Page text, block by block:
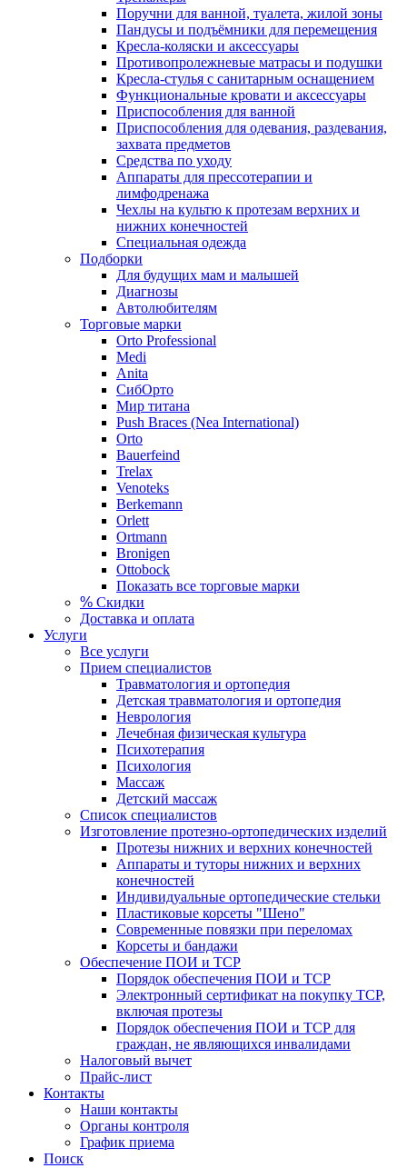
Поручни для ванной, туалета, жилой зоны
Пандусы и подъёмники для перемещения
Кресла-коляски и аксессуары
Противопролежневые матрасы и подушки
Кресла-стулья с санитарным оснащением
Функциональные кровати и аксессуары
Приспособления для ванной
Приспособления для одевания, раздевания,
захвата предметов
Средства по уходу
Аппараты для прессотерапии и
лимфодренажа
Чехлы на культю к протезам верхних и
нижних конечностей
Специальная одежда
Подборки
Для будущих мам и малышей
Диагнозы
Автолюбителям
Торговые марки
Orto Professional
Medi
Anita
СибОрто
Мир титана
Push Braces (Nea International)
Orto
Bauerfeind
Trelax
Venoteks
Berkemann
Orlett
Ortmann
Bronigen
Ottobock
Показать все торговые марки
% Скидки
Доставка и оплата
Услуги
Все услуги
Прием специалистов
Травматология и ортопедия
Детская травматология и ортопедия
Неврология
Лечебная физическая культура
Психотерапия
Психология
Массаж
Детский массаж
Список специалистов
Изготовление протезно-ортопедических изделий
Протезы нижних и верхних конечностей
Аппараты и туторы нижних и верхних
конечностей
Индивидуальные ортопедические стельки
Пластиковые корсеты "Шено"
Современные повязки при переломах
Корсеты и бандажи
Обеспечение ПОИ и ТСР
Порядок обеспечения ПОИ и ТСР
Электронный сертификат на покупку ТСР,
включая протезы
Порядок обеспечения ПОИ и ТСР для
граждан, не являющихся инвалидами
Налоговый вычет
Прайс-лист
Контакты
Наши контакты
Органы контроля
График приема
Поиск